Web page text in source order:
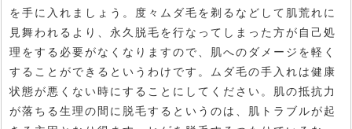
を手に入れましょう。度々ムダ毛を剃るなどして肌荒れに
見舞われるより、永久脱毛を行なってしまった方が自己処
理をする必要がなくなりますので、肌へのダメージを軽く
することができるというわけです。ムダ毛の手入れは健康
状態が悪くない時にすることにしてください。肌の抵抗力
が落ちる生理の間に脱毛するというのは、肌トラブルが起